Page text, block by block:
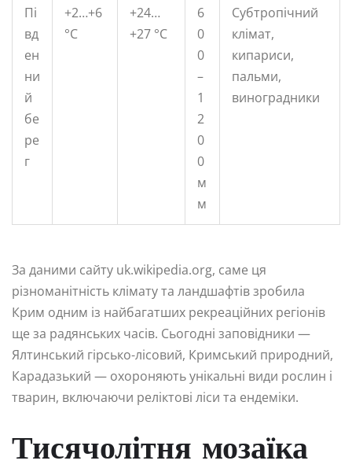
Пі
вд
ен
ни
й
бе
ре
г
+2…+6
°C
+24…
+27 °C
6
0
0
–
1
2
0
0
м
м
Субтропічний
клімат,
кипариси,
пальми,
виноградники
За даними сайту uk.wikipedia.org, саме ця
різноманітність клімату та ландшафтів зробила
Крим одним із найбагатших рекреаційних регіонів
ще за радянських часів. Сьогодні заповідники —
Ялтинський гірсько-лісовий, Кримський природний,
Карадазький — охороняють унікальні види рослин і
тварин, включаючи реліктові ліси та ендеміки.
Тисячолітня мозаїка